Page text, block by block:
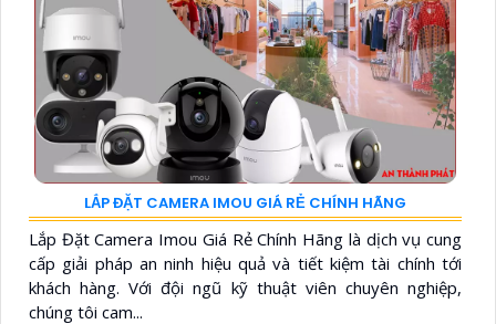
LẮP ĐẶT CAMERA IMOU GIÁ RẺ CHÍNH HÃNG
Lắp Đặt Camera Imou Giá Rẻ Chính Hãng là dịch vụ cung
cấp giải pháp an ninh hiệu quả và tiết kiệm tài chính tới
khách hàng. Với đội ngũ kỹ thuật viên chuyên nghiệp,
chúng tôi cam...